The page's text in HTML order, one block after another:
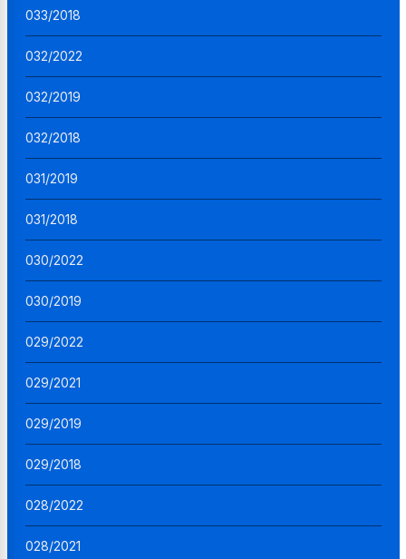
033/2018
032/2022
032/2019
032/2018
031/2019
031/2018
030/2022
030/2019
029/2022
029/2021
029/2019
029/2018
028/2022
028/2021